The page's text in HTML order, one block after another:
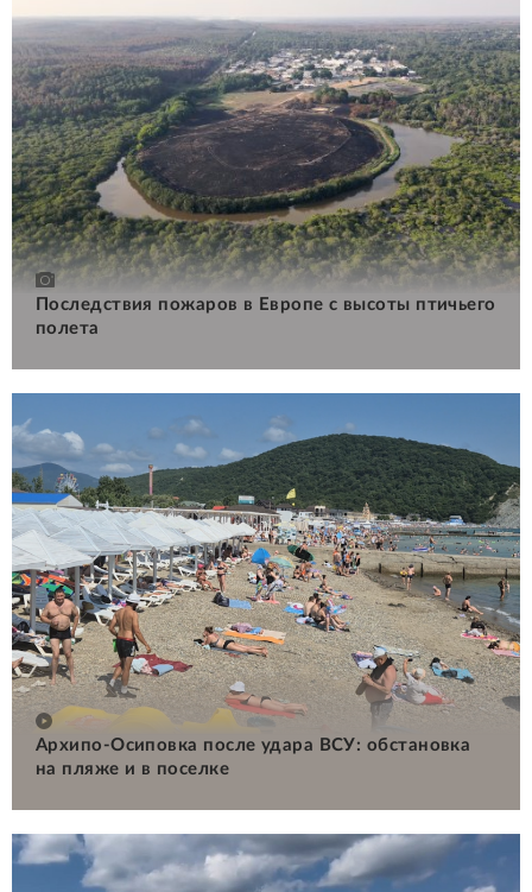
Последствия пожаров в Европе с высоты птичьего
полета
Архипо-Осиповка после удара ВСУ: обстановка
на пляже и в поселке